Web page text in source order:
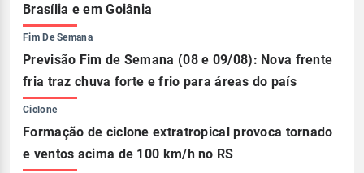
Brasília e em Goiânia
Fim De Semana
Previsão Fim de Semana (08 e 09/08): Nova frente
fria traz chuva forte e frio para áreas do país
Ciclone
Formação de ciclone extratropical provoca tornado
e ventos acima de 100 km/h no RS